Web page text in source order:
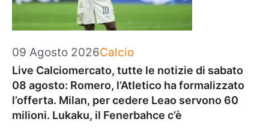
09 Agosto 2026Categorie
Calcio
Live Calciomercato, tutte le notizie di sabato
08 agosto: Romero, l’Atletico ha formalizzato
l’offerta. Milan, per cedere Leao servono 60
milioni. Lukaku, il Fenerbahce c’è